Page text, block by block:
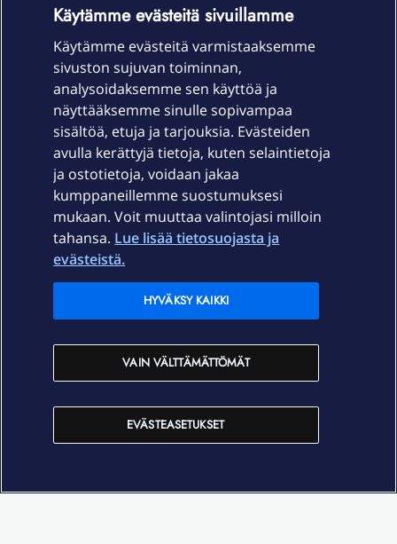
Laitteet & liittymät
Palvelut
Ajankohtaista
Elisa Oyj
In English
Käytämme evästeitä sivuillamme
Käytämme evästeitä varmistaaksemme
sivuston sujuvan toiminnan,
analysoidaksemme sen käyttöä ja
näyttääksemme sinulle sopivampaa
sisältöä, etuja ja tarjouksia. Evästeiden
avulla kerättyjä tietoja, kuten selaintietoja
ja ostotietoja, voidaan jakaa
kumppaneillemme suostumuksesi
mukaan. Voit muuttaa valintojasi milloin
tahansa. Lue lisää tietosuojasta ja
evästeistä.
EVÄSTEASETUKSET
VAIN VÄLTTÄMÄTTÖMÄT
HYVÄKSY KAIKKI